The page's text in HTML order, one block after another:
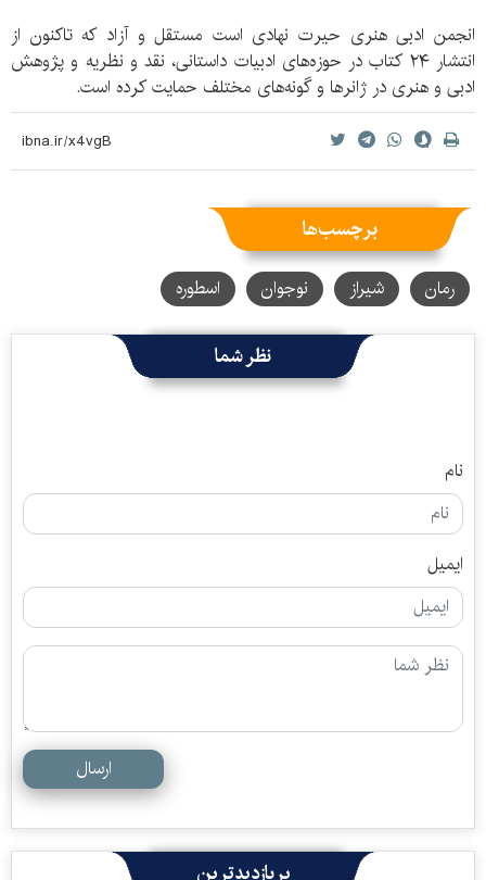
انجمن ادبی هنری حیرت نهادی است مستقل و آزاد که تاکنون از
انتشار ۲۴ کتاب در حوزه‌های ادبیات داستانی، نقد و نظریه و پژوهش
ادبی و هنری در ژانرها و گونه‌های مختلف حمایت کرده است.
برچسب‌ها
رمان شیراز نوجوان اسطوره
نظر شما
نام
ایمیل
ارسال
پربازدیدترین